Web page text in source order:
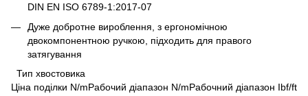
DIN EN ISO 6789-1:2017-07
Дуже добротне вироблення, з ергономічною
двокомпонентною ручкою, підходить для правого
затягування
Тип хвостовика
Ціна поділки N/mРабочий діапазон N/mРабочний діапазон Ibf/ft